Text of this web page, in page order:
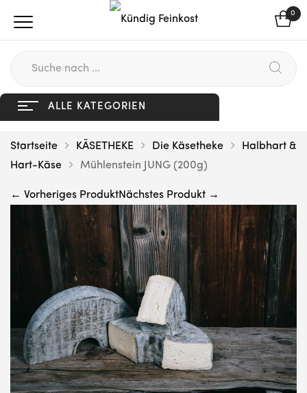
0
ALLE KATEGORIEN
Startseite KÄSETHEKE Die Käsetheke
Halbhart &
Hart-Käse
Mühlenstein JUNG (200g)
← Vorheriges ProduktNächstes Produkt →